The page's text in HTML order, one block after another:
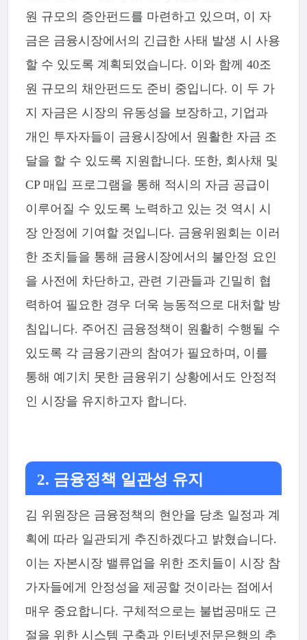
원 규모의 증안펀드를 마련하고 있으며, 이 자
금은 금융시장에서의 긴급한 사태 발생 시 사용
할 수 있도록 계획되었습니다. 이와 함께 40조
원 규모의 채안펀드도 준비 중입니다. 이 두 가
지 자금은 시장의 유동성을 보장하고, 기업과
개인 투자자들이 금융시장에서 원활한 자금 조
달을 할 수 있도록 지원합니다. 또한, 회사채 및
CP 매입 프로그램을 통해 적시의 자금 공급이
이루어질 수 있도록 노력하고 있는 것 역시 시
장 안정에 기여할 것입니다. 금융위원회는 이러
한 조치들을 통해 금융시장에서의 불안정 요인
을 사전에 차단하고, 관련 기관들과 긴밀히 협
력하여 필요한 경우 더욱 능동적으로 대처할 방
침입니다. 주어진 금융정책이 원활히 수행될 수
있도록 각 금융기관의 참여가 필요하며, 이를
통해 예기치 못한 금융위기 상황에서도 안정적
인 시장을 유지하고자 합니다.
2. 금융정책 일관성 유지
김 위원장은 금융정책의 현안을 당초 일정과 계
획에 따라 일관되게 추진하겠다고 밝혔습니다.
이는 자본시장 밸류업을 위한 조치들이 시장 참
가자들에게 안정성을 제공할 것이라는 점에서
매우 중요합니다. 구체적으로는 불법공매도 근
절을 위한 시스템 구축과 인터넷전문은행의 추